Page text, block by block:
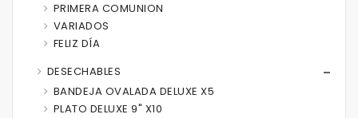
PRIMERA COMUNION
VARIADOS
FELIZ DÍA
DESECHABLES
BANDEJA OVALADA DELUXE X5
PLATO DELUXE 9" X10